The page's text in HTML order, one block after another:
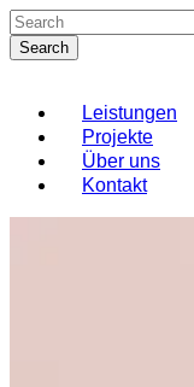
Skip
to
main
Search
Menu
Leistungen
Projekte
Über uns
Kontakt